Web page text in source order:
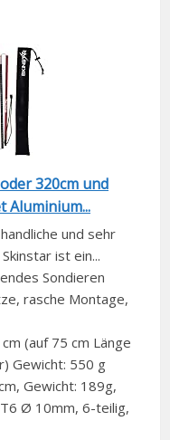
320cm und
Aluminium...
und sehr
ist ein...
Sondieren
rasche Montage,
(auf 75 cm Länge
Gewicht: 550 g
Gewicht: 189g,
Ø 10mm, 6-teilig,